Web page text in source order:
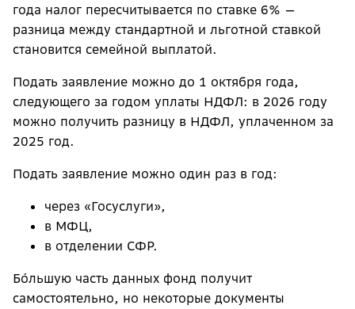
года налог пересчитывается по ставке 6% —
разница между стандартной и льготной ставкой
становится семейной выплатой.
Подать заявление можно до 1 октября года,
следующего за годом уплаты НДФЛ: в 2026 году
можно получить разницу в НДФЛ, уплаченном за
2025 год.
Подать заявление можно один раз в год:
через «Госуслуги»,
в МФЦ,
в отделении СФР.
Бо́льшую часть данных фонд получит
самостоятельно, но некоторые документы